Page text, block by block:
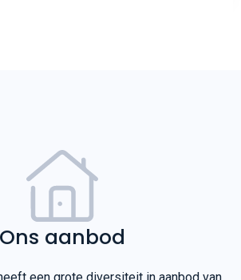
Ons aanbod
een grote diversiteit in aanbod van